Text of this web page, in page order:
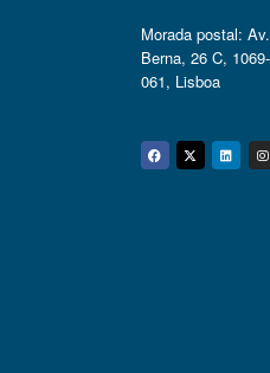
Morada postal:
Berna, 26 C, 1069-
061, Lisboa